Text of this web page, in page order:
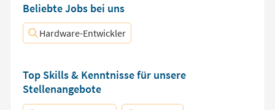
Beliebte Jobs bei uns
Hardware-Entwickler
Top Skills & Kenntnisse für unsere
Stellenangebote